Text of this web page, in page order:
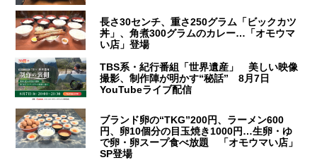
長さ30センチ、重さ250グラム「ビックカツ
丼」、角煮300グラムのカレー…「オモウマ
い店」登場
TBS系・紀行番組「世界遺産」 美しい映像
撮影、制作陣が明かす“秘話” 8月7日
YouTubeライブ配信
ブランド卵の“TKG”200円、ラーメン600
円、卵10個分の目玉焼き1000円…生卵・ゆ
で卵・卵スープ食べ放題 「オモウマい店」
SP登場